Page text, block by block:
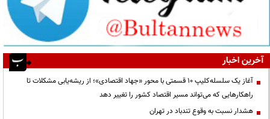
آخرین اخبار
آغاز یک سلسله‌کلیپ ۱۰ قسمتی با محور «جهاد اقتصادی»؛ از ریشه‌یابی مشکلات تا
راهکارهایی که می‌تواند مسیر اقتصاد کشور را تغییر دهد
هشدار نسبت به وقوع تندباد در تهران